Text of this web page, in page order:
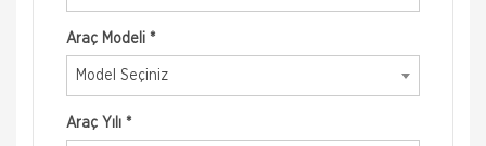
Araç Modeli *
Model Seçiniz
Araç Yılı *